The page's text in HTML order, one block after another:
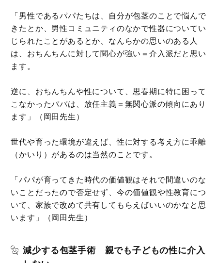
「男性であるパパたちは、自分が包茎のことで悩んで
きたとか、男性コミュニティのなかで性器についてい
じられたことがあるとか、なんらかの思いのある人
は、おちんちんに対して関心が強い＝介入派だと思い
ます。
逆に、おちんちんや性について、思春期に特に困って
こなかったパパは、放任主義＝無関心派の傾向にあり
ます」（岡田先生）
世代や育った環境が違えば、性に対する考え方に乖離
（かいり）があるのは当然のことです。
「パパが育ってきた時代の価値観はそれで間違いのな
いことだったので否定せず、今の価値観や性教育につ
いて、家族で改めて共有してもらえばいいのかなと思
います」（岡田先生）
減少する包茎手術 親でも子どもの性に介入